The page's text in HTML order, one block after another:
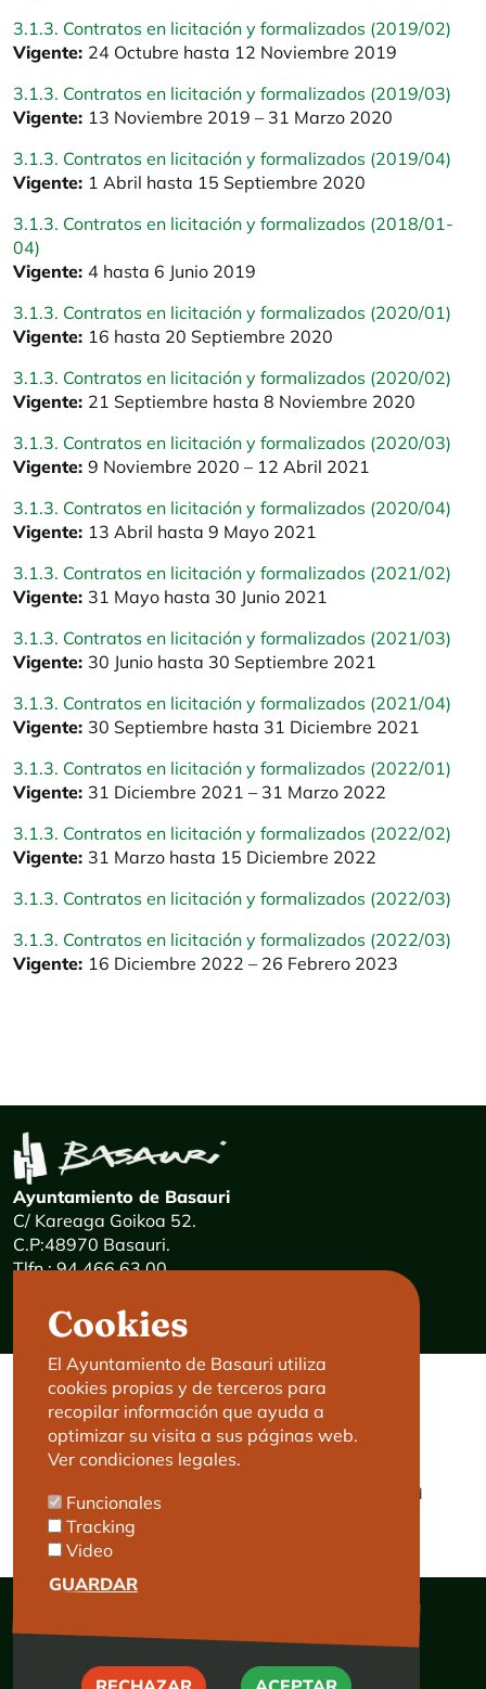
3.1.3. Contratos en licitación y formalizados (2019/02)
Vigente: 24 Octubre hasta 12 Noviembre 2019
3.1.3. Contratos en licitación y formalizados (2019/03)
Vigente: 13 Noviembre 2019 – 31 Marzo 2020
3.1.3. Contratos en licitación y formalizados (2019/04)
Vigente: 1 Abril hasta 15 Septiembre 2020
3.1.3. Contratos en licitación y formalizados (2018/01-
04)
Vigente: 4 hasta 6 Junio 2019
3.1.3. Contratos en licitación y formalizados (2020/01)
Vigente: 16 hasta 20 Septiembre 2020
3.1.3. Contratos en licitación y formalizados (2020/02)
Vigente: 21 Septiembre hasta 8 Noviembre 2020
3.1.3. Contratos en licitación y formalizados (2020/03)
Vigente: 9 Noviembre 2020 – 12 Abril 2021
3.1.3. Contratos en licitación y formalizados (2020/04)
Vigente: 13 Abril hasta 9 Mayo 2021
3.1.3. Contratos en licitación y formalizados (2021/02)
Vigente: 31 Mayo hasta 30 Junio 2021
3.1.3. Contratos en licitación y formalizados (2021/03)
Vigente: 30 Junio hasta 30 Septiembre 2021
3.1.3. Contratos en licitación y formalizados (2021/04)
Vigente: 30 Septiembre hasta 31 Diciembre 2021
3.1.3. Contratos en licitación y formalizados (2022/01)
Vigente: 31 Diciembre 2021 – 31 Marzo 2022
3.1.3. Contratos en licitación y formalizados (2022/02)
Vigente: 31 Marzo hasta 15 Diciembre 2022
3.1.3. Contratos en licitación y formalizados (2022/03)
3.1.3. Contratos en licitación y formalizados (2022/03)
Vigente: 16 Diciembre 2022 – 26 Febrero 2023
Cookies
El Ayuntamiento de Basauri utiliza
cookies propias y de terceros para
recopilar información que ayuda a
optimizar su visita a sus páginas web.
Ver condiciones legales.
Funcionales
Tracking
Video
GUARDAR
RECHAZAR
Ayuntamiento de Basauri
C/ Kareaga Goikoa 52.
C.P:48970 Basauri.
Tlfn.: 94 466 63 00
E-mail: haz@basauri.eus
CONTACTO
Basauri le atiende
Cita previa
LEGAL
Aviso legal
Política de privacidad